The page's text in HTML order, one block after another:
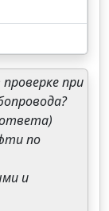
при
по
и